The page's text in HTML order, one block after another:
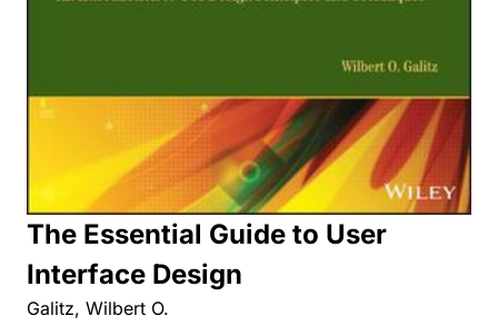
The Essential Guide to User
Interface Design
Galitz, Wilbert O.